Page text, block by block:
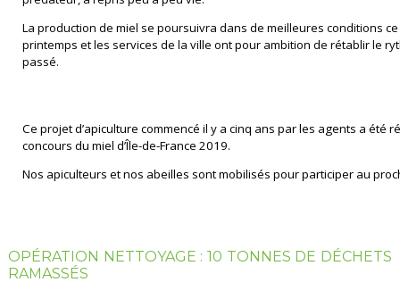
La production de miel se poursuivra dans de meilleures conditions ce
printemps et les services de la ville ont pour ambition de rétablir le
passé.
Ce projet d’apiculture commencé il y a cinq ans par les agents a été
concours du miel d’Île-de-France 2019.
Nos apiculteurs et nos abeilles sont mobilisés pour participer au
OPÉRATION NETTOYAGE : 10 TONNES DE DÉCHETS
RAMASSÉS